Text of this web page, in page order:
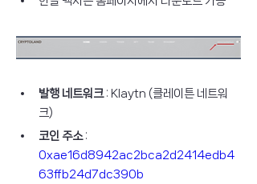
발행 네트워크 : Klaytn (클레이튼 네트워
크)
코인 주소 :
0xae16d8942ac2bca2d2414edb4
63ffb24d7dc390b